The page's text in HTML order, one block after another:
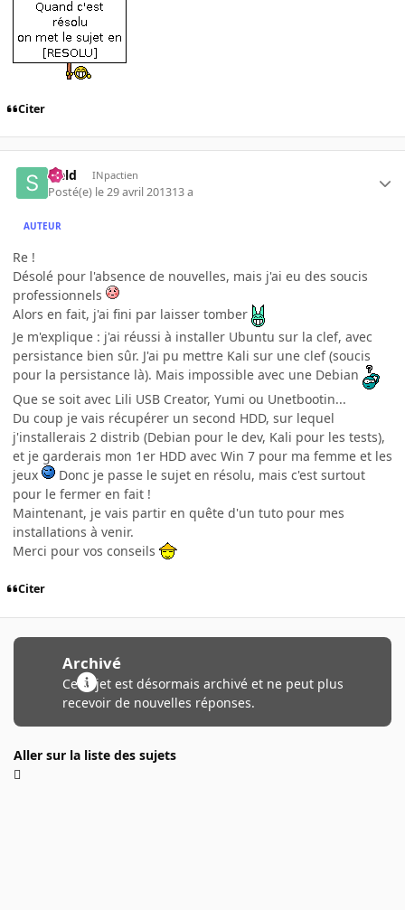
Citer
sield INpactien
Posté(e) le 29 avril 201313 a
AUTEUR
Re !
Désolé pour l'absence de nouvelles, mais j'ai eu des soucis
professionnels
Alors en fait, j'ai fini par laisser tomber
Je m'explique : j'ai réussi à installer Ubuntu sur la clef, avec
persistance bien sûr. J'ai pu mettre Kali sur une clef (soucis
pour la persistance là). Mais impossible avec une Debian
Que se soit avec Lili USB Creator, Yumi ou Unetbootin...
Du coup je vais récupérer un second HDD, sur lequel
j'installerais 2 distrib (Debian pour le dev, Kali pour les tests),
et je garderais mon 1er HDD avec Win 7 pour ma femme et les
jeux
Donc je passe le sujet en résolu, mais c'est surtout
pour le fermer en fait !
Maintenant, je vais partir en quête d'un tuto pour mes
installations à venir.
Merci pour vos conseils
Citer
Archivé
Ce sujet est désormais archivé et ne peut plus
recevoir de nouvelles réponses.
Aller sur la liste des sujets